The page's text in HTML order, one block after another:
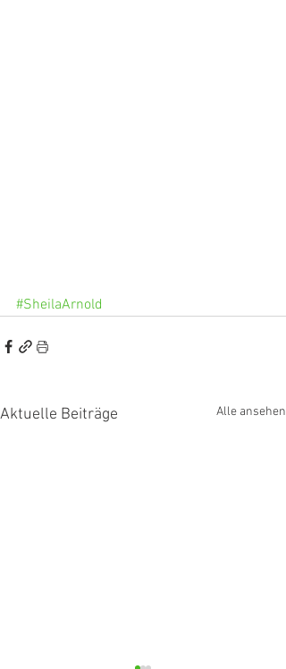
#SheilaArnold
Aktuelle Beiträge Alle ansehen